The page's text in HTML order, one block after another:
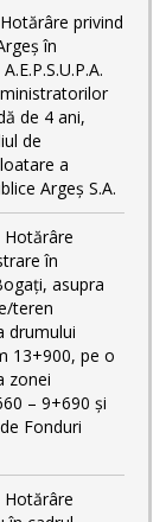
privind
în
de 4 ani,
de
a
Argeș S.A.
Hotărâre
în
asupra
teren
drumului
13+900, pe o
zonei
– 9+690 și
Fonduri
Hotărâre